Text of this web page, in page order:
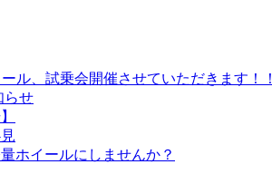
、試乗会開催させていただきます！！
らせ
ホイールにしませんか？